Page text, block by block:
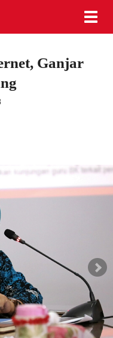
Ganjar